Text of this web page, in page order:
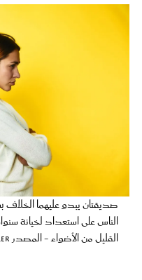
صديقتان يبدو عليهما
الناس على استعداد لخيانة
القليل من الأضواء - المصدر freepik by freepic.diller